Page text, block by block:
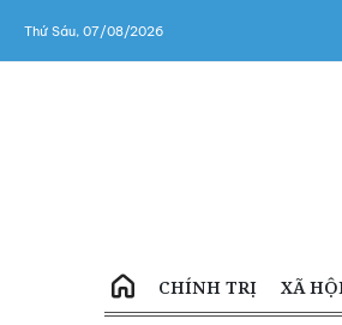
Thứ Sáu, 07/08/2026
CHÍNH TRỊ XÃ